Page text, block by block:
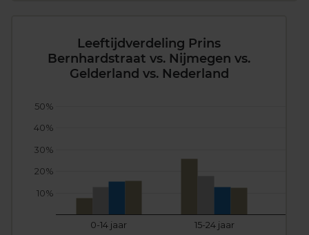
Leeftijdverdeling Prins
Bernhardstraat vs. Nijmegen vs.
Gelderland vs. Nederland
0-14 jaar 15-24 jaar
10%
20%
30%
40%
50%